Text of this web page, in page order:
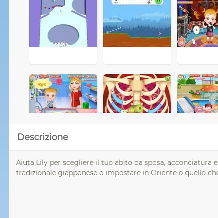
Descrizione
Aiuta Lily per scegliere il tuo abito da sposa,
tradizionale giapponese o impostare in Oriente o quello